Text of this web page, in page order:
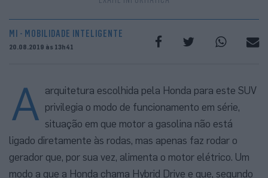
MI - MOBILIDADE INTELIGENTE
20.08.2019 às 13h41
A arquitetura escolhida pela Honda para este SUV
privilegia o modo de funcionamento em série,
situação em que motor a gasolina não está
ligado diretamente às rodas, mas apenas faz rodar o
gerador que, por sua vez, alimenta o motor elétrico. Um
modo a que a Honda chama Hybrid Drive e que, segundo